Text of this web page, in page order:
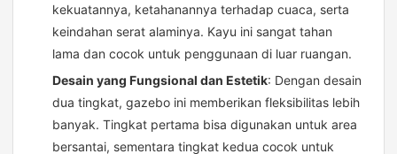
kekuatannya, ketahanannya terhadap cuaca, serta
keindahan serat alaminya. Kayu ini sangat tahan
lama dan cocok untuk penggunaan di luar ruangan.
Desain yang Fungsional dan Estetik: Dengan desain
dua tingkat, gazebo ini memberikan fleksibilitas lebih
banyak. Tingkat pertama bisa digunakan untuk area
bersantai, sementara tingkat kedua cocok untuk